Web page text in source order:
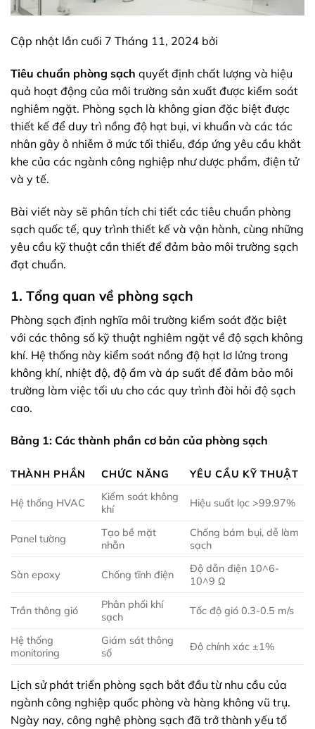
Cập nhật lần cuối 7 Tháng 11, 2024 bởi
Tiêu chuẩn phòng sạch quyết định chất lượng và hiệu
quả hoạt động của môi trường sản xuất được kiểm soát
nghiêm ngặt. Phòng sạch là không gian đặc biệt được
thiết kế để duy trì nồng độ hạt bụi, vi khuẩn và các tác
nhân gây ô nhiễm ở mức tối thiểu, đáp ứng yêu cầu khắt
khe của các ngành công nghiệp như dược phẩm, điện tử
và y tế.
Bài viết này sẽ phân tích chi tiết các tiêu chuẩn phòng
sạch quốc tế, quy trình thiết kế và vận hành, cùng những
yêu cầu kỹ thuật cần thiết để đảm bảo môi trường sạch
đạt chuẩn.
1. Tổng quan về phòng sạch
Phòng sạch định nghĩa môi trường kiểm soát đặc biệt
với các thông số kỹ thuật nghiêm ngặt về độ sạch không
khí. Hệ thống này kiểm soát nồng độ hạt lơ lửng trong
không khí, nhiệt độ, độ ẩm và áp suất để đảm bảo môi
trường làm việc tối ưu cho các quy trình đòi hỏi độ sạch
cao.
Bảng 1: Các thành phần cơ bản của phòng sạch
THÀNH PHẦN CHỨC NĂNG YÊU CẦU KỸ THUẬT
Hệ thống HVAC
Kiểm soát không
khí
Hiệu suất lọc >99.97%
Panel tường
Tạo bề mặt
nhẵn
Chống bám bụi, dễ làm
sạch
Sàn epoxy Chống tĩnh điện
Độ dẫn điện 10^6-
10^9 Ω
Trần thông gió
Phân phối khí
sạch
Tốc độ gió 0.3-0.5 m/s
Hệ thống
monitoring
Giám sát thông
số
Độ chính xác ±1%
Lịch sử phát triển phòng sạch bắt đầu từ nhu cầu của
ngành công nghiệp quốc phòng và hàng không vũ trụ.
Ngày nay, công nghệ phòng sạch đã trở thành yếu tố